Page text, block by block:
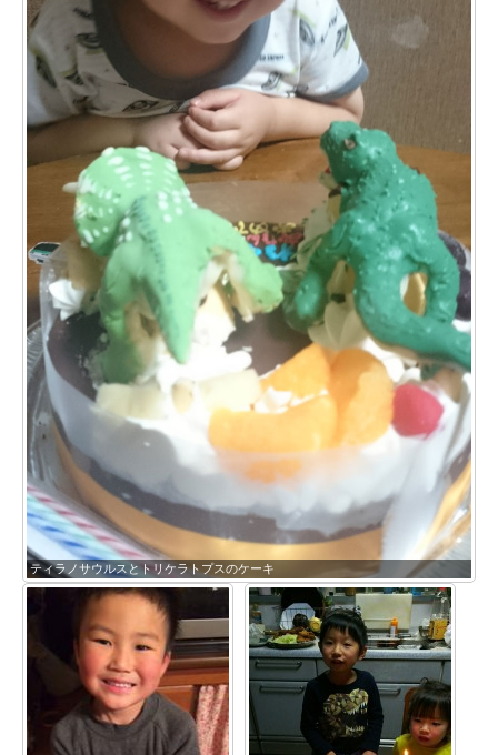
ティラノサウルスとトリケラトプスのケーキ